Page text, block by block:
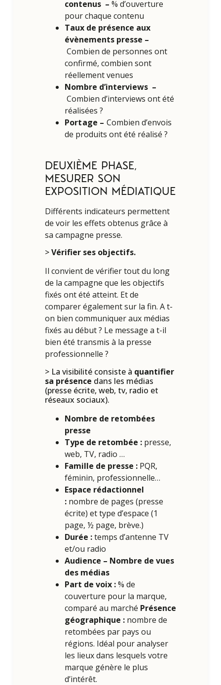
contenus – % d’ouverture
pour chaque contenu
Taux de présence aux
évènements presse –
Combien de personnes ont
confirmé, combien sont
réellement venues
Nombre d’interviews –
Combien d’interviews ont été
réalisées ?
Portage – Combien d’envois
de produits ont été réalisé ?
DEUXIÈME PHASE,
MESURER SON
EXPOSITION MÉDIATIQUE
Différents indicateurs permettent
de voir les effets obtenus grâce à
sa campagne presse.
>Vérifier ses objectifs.
Il convient de vérifier tout du long
de la campagne que les objectifs
fixés ont été atteint. Et de
comparer également sur la fin. A t-
on bien communiquer aux médias
fixés au début ? Le message a t-il
bien été transmis à la presse
professionnelle ?
> La visibilité consiste à quantifier
sa présence dans les médias
(presse écrite, web, tv, radio et
réseaux sociaux).
Nombre de retombées
presse
Type de retombée : presse,
web, TV, radio …
Famille de presse :PQR,
féminin, professionnelle…
Espace rédactionnel
:nombre de pages (presse
écrite) et type d’espace (1
page, ½ page, brève.)
Durée :temps d’antenne TV
et/ou radio
Audience – Nombre de vues
des médias
Part de voix :% de
couverture pour la marque,
comparé au marché Présence
géographique :nombre de
retombées par pays ou
régions. Idéal pour analyser
les lieux dans lesquels votre
marque génère le plus
d’intérêt.